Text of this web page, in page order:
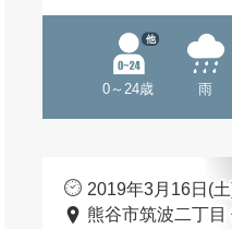
0～24歳
他
雨
2019年3月16日(
熊谷市筑波二丁目